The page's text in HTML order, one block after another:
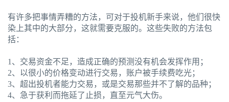
有许多把事情弄糟的方法，可对于投机新手来说，他们很快
染上其中的大部分，这就需要克服的。这些失败的方法包
括：
1、交易资金不足，造成正确的预测没有机会发挥作用；
2、以很小的价格变动进行交易，账户被手续费吃光；
3、超出投机者能力交易，或是交易那些并不了解的品种；
4、急于获利而拖延了止损，直至元气大伤。